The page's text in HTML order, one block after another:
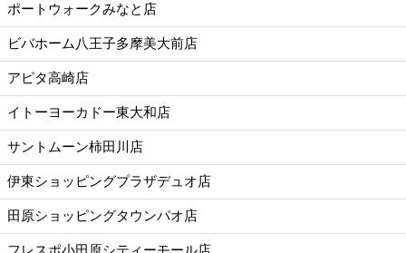
ポートウォークみなと店
ビバホーム八王子多摩美大前店
アピタ高崎店
イトーヨーカドー東大和店
サントムーン柿田川店
伊東ショッピングプラザデュオ店
田原ショッピングタウンパオ店